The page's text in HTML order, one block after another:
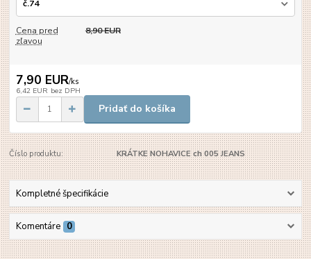
Cena pred
zľavou
8,90 EUR
7,90 EUR/ks
6,42 EUR bez DPH
Pridať do košíka
Číslo produktu: KRÁTKE NOHAVICE ch 005 JEANS
Kompletné špecifikácie
Komentáre 0